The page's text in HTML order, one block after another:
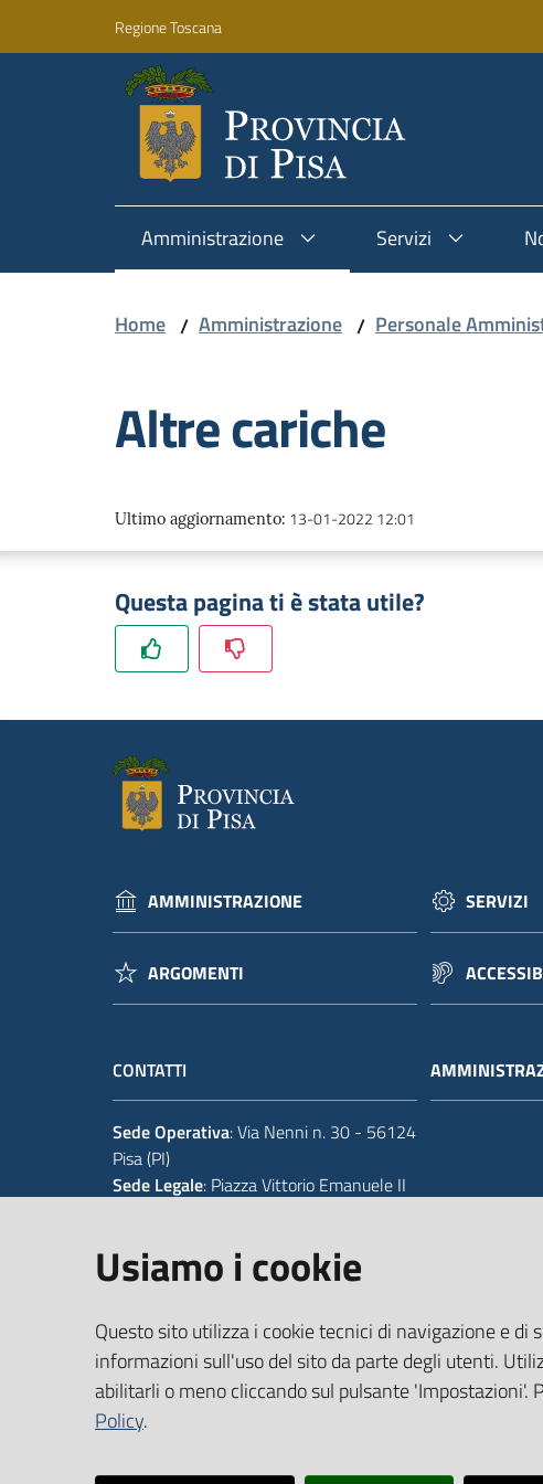
Vai al contenuto
Vai alla navigazione
Regione Toscana
Amministrazione Servizi
Home / Amministrazione / Personale
Altre cariche
Ultimo aggiornamento: 13-01-2022 12:01
Questa pagina ti è stata utile?
AMMINISTRAZIONE SERVIZI
ARGOMENTI
CONTATTI
Sede Operativa: Via Nenni n. 30 - 56124
Pisa (PI)
Sede Legale: Piazza Vittorio Emanuele II
Tel.+39 050 929111
Email :urp@provincia.pisa.it
PEC:protocollo@provpisa.pcertificata.it
P.I. 01346390501 - C.F. 80000410508
Usiamo i cookie
Questo sito utilizza i cookie tecnici di navigazione e
informazioni sull'uso del sito da parte degli utenti.
abilitarli o meno cliccando sul pulsante 'Impostazioni'.
Policy.